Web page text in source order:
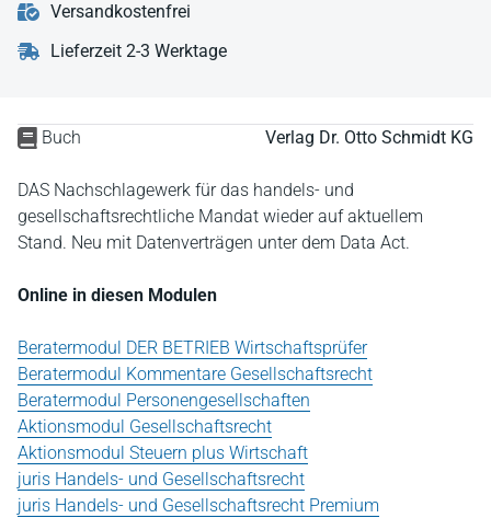
Buch Verlag Dr. Otto Schmidt KG
DAS Nachschlagewerk für das handels- und
gesellschaftsrechtliche Mandat wieder auf aktuellem
Stand. Neu mit Datenverträgen unter dem Data Act.
Online in diesen Modulen
Beratermodul DER BETRIEB Wirtschaftsprüfer
Beratermodul Kommentare Gesellschaftsrecht
Beratermodul Personengesellschaften
Aktionsmodul Gesellschaftsrecht
Aktionsmodul Steuern plus Wirtschaft
juris Handels- und Gesellschaftsrecht
juris Handels- und Gesellschaftsrecht Premium
Versandkostenfrei
Lieferzeit 2-3 Werktage